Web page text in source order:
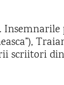
scriitori